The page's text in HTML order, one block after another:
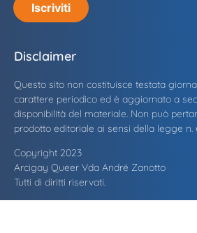
Iscriviti
Disclaimer
Questo sito non costituisce testata
carattere periodico ed è aggiornato a
disponibilità del materiale. Non può
prodotto editoriale ai sensi della legge n.
Copyright 2023
Arcigay Queer Vda André Zanotto
Tutti di diritti riservati.